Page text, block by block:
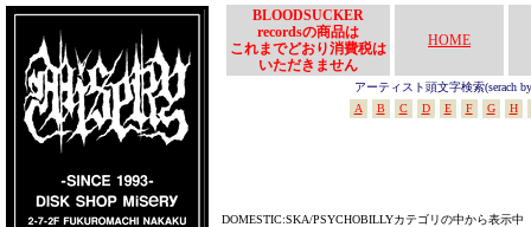
BLOODSUCKER
recordsの商品は
これまでどおり消費税は
いただきません
HOME
アーティスト頭文字検索(serach
A
B C D E F G H
DOMESTIC:SKA/PSYCHOBILLYカテゴリの中から表示中